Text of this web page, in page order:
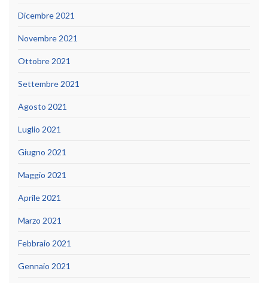
Dicembre 2021
Novembre 2021
Ottobre 2021
Settembre 2021
Agosto 2021
Luglio 2021
Giugno 2021
Maggio 2021
Aprile 2021
Marzo 2021
Febbraio 2021
Gennaio 2021